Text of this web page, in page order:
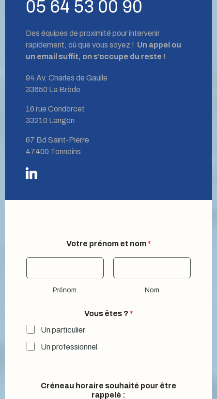
05 64 53 00 90
Des équipes de proximité pour intervenir
rapidement, où que vous soyez ! Un appel ou
un email suffit, on s’occupe du reste !
94 Av. Charles de Gaulle
33650 La Brède
16 rue Condorcet
33210 Langon
67 Bd Saint-Pierre
47400 Tonneins
Votre prénom et nom *
Prénom Nom
Vous êtes ? *
Un particulier
Un professionnel
a
p
Créneau horaire souhaité pour être
rappelé :